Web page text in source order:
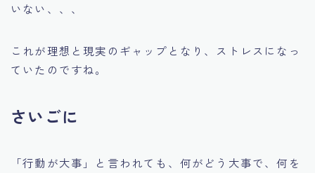
いない、、、
これが理想と現実のギャップとなり、ストレスになっ
ていたのですね。
さいごに
「行動が大事」と言われても、何がどう大事で、何を